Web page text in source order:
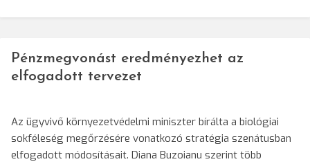
Pénzmegvonást eredményezhet az
elfogadott tervezet
Az ügyvivő környezetvédelmi miniszter bírálta a biológiai
sokféleség megőrzésére vonatkozó stratégia szenátusban
elfogadott módosításait. Diana Buzoianu szerint több